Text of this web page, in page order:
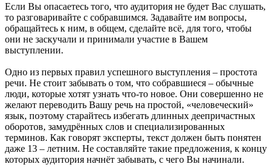
Если Вы опасаетесь того, что аудитория не будет Вас слушать,
то разговаривайте с собравшимся. Задавайте им вопросы,
обращайтесь к ним, в общем, сделайте всё, для того, чтобы
они не заскучали и принимали участие в Вашем
выступлении.
Одно из первых правил успешного выступления – простота
речи. Не стоит забывать о том, что собравшиеся – обычные
люди, которые хотят узнать что-то новое. Они совершенно не
желают переводить Вашу речь на простой, «человеческий»
язык, поэтому старайтесь избегать длинных деепричастных
оборотов, замудрённых слов и специализированных
терминов. Как говорят эксперты, текст должен быть понятен
даже 13 – летним. Не составляйте такие предложения, к концу
которых аудитория начнёт забывать, с чего Вы начинали.